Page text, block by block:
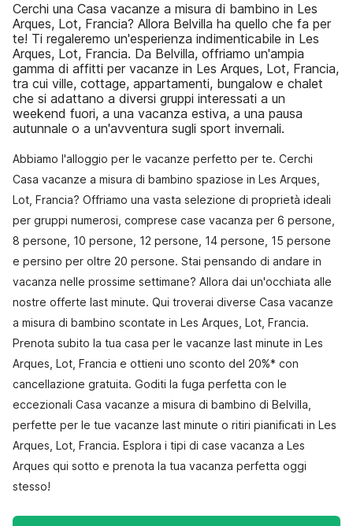
Cerchi una Casa vacanze a misura di bambino in Les
Arques, Lot, Francia? Allora Belvilla ha quello che fa per
te! Ti regaleremo un'esperienza indimenticabile in Les
Arques, Lot, Francia. Da Belvilla, offriamo un'ampia
gamma di affitti per vacanze in Les Arques, Lot, Francia,
tra cui ville, cottage, appartamenti, bungalow e chalet
che si adattano a diversi gruppi interessati a un
weekend fuori, a una vacanza estiva, a una pausa
autunnale o a un'avventura sugli sport invernali.
Abbiamo l'alloggio per le vacanze perfetto per te. Cerchi
Casa vacanze a misura di bambino spaziose in Les Arques,
Lot, Francia? Offriamo una vasta selezione di proprietà ideali
per gruppi numerosi, comprese case vacanza per 6 persone,
8 persone, 10 persone, 12 persone, 14 persone, 15 persone
e persino per oltre 20 persone. Stai pensando di andare in
vacanza nelle prossime settimane? Allora dai un'occhiata alle
nostre offerte last minute. Qui troverai diverse Casa vacanze
a misura di bambino scontate in Les Arques, Lot, Francia.
Prenota subito la tua casa per le vacanze last minute in Les
Arques, Lot, Francia e ottieni uno sconto del 20%* con
cancellazione gratuita. Goditi la fuga perfetta con le
eccezionali Casa vacanze a misura di bambino di Belvilla,
perfette per le tue vacanze last minute o ritiri pianificati in Les
Arques, Lot, Francia. Esplora i tipi di case vacanza a Les
Arques qui sotto e prenota la tua vacanza perfetta oggi
stesso!